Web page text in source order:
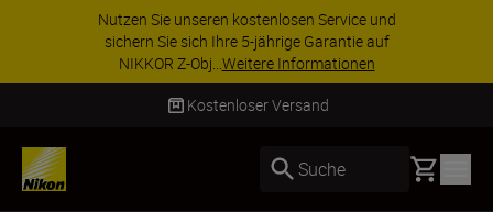
Nutzen Sie unseren kostenlosen Service und
sichern Sie sich Ihre 5-jährige Garantie auf
NIKKOR Z-Obj...Weitere Informationen
Kostenloser Versand
Suche Basket